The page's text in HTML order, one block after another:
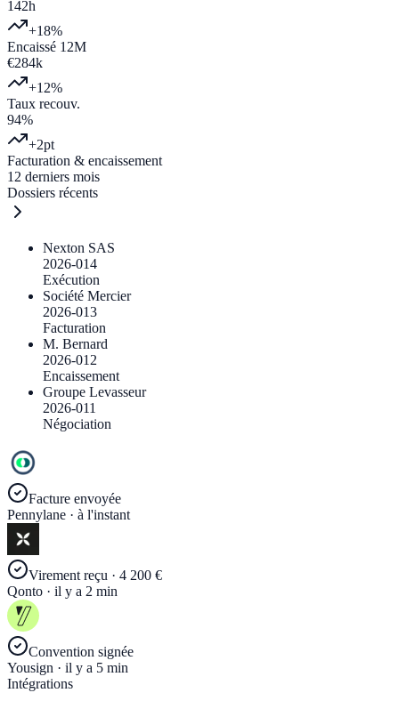
142h
+18%
Encaissé 12M
€284k
+12%
Taux recouv.
94%
+2pt
Facturation & encaissement
12 derniers mois
Dossiers récents
Nexton SAS
2026-014
Exécution
Société Mercier
2026-013
Facturation
M. Bernard
2026-012
Encaissement
Groupe Levasseur
2026-011
Négociation
Facture envoyée
Pennylane · à l'instant
Virement reçu · 4 200 €
Qonto · il y a 2 min
Convention signée
Yousign · il y a 5 min
Intégrations